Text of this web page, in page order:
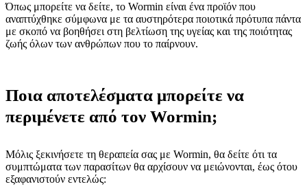
Όπως μπορείτε να δείτε, το Wormin είναι ένα προϊόν που
αναπτύχθηκε σύμφωνα με τα αυστηρότερα ποιοτικά πρότυπα πάντα
με σκοπό να βοηθήσει στη βελτίωση της υγείας και της ποιότητας
ζωής όλων των ανθρώπων που το παίρνουν.
Ποια αποτελέσματα μπορείτε να
περιμένετε από τον Wormin;
Μόλις ξεκινήσετε τη θεραπεία σας με Wormin, θα δείτε ότι τα
συμπτώματα των παρασίτων θα αρχίσουν να μειώνονται, έως ότου
εξαφανιστούν εντελώς: